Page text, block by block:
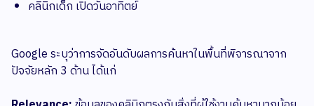
คลินิกเด็ก เปิดวันอาทิตย์
Google ระบุว่าการจัดอันดับผลการค้นหาในพื้นที่พิจารณาจาก
ปัจจัยหลัก 3 ด้าน ได้แก่